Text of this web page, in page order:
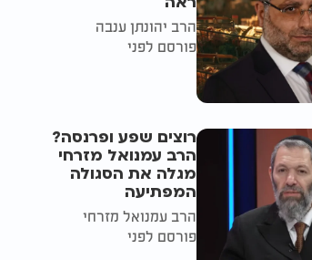
הרב יהונתן ענבה
פורסם לפני
רוצים שפע ופרנסה?
הרב עמנואל מזרחי
מגלה את הסגולה
המפתיעה
הרב עמנואל מזרחי
פורסם לפני